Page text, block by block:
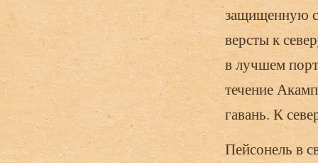
защищенную с
версты к
в лучшем
течение
гавань. К
Пейсонель в